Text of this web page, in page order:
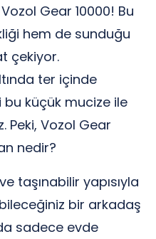
Gear 10000! Bu
hem de sunduğu
çekiyor.
ter içinde
bu küçük mucize ile
Peki, Vozol Gear
nedir?
taşınabilir yapısıyla
bir arkadaş
sadece evde